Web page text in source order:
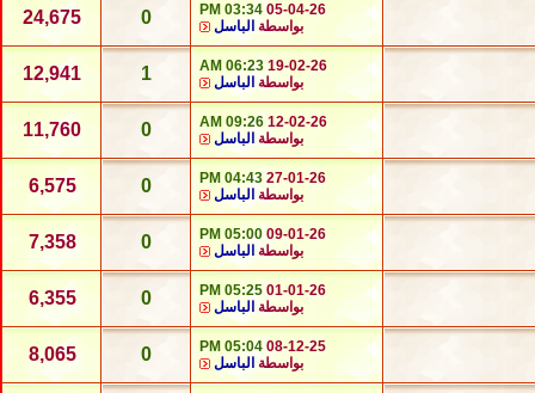
05-04-26
03:34 PM
بواسطة الباسل 0
24,675
19-02-26
06:23 AM
بواسطة الباسل 1
12,941
12-02-26
09:26 AM
بواسطة الباسل 0
11,760
27-01-26
04:43 PM
بواسطة الباسل 0
6,575
09-01-26
05:00 PM
بواسطة الباسل 0
7,358
01-01-26
05:25 PM
بواسطة الباسل 0
6,355
08-12-25
05:04 PM
بواسطة الباسل 0
8,065